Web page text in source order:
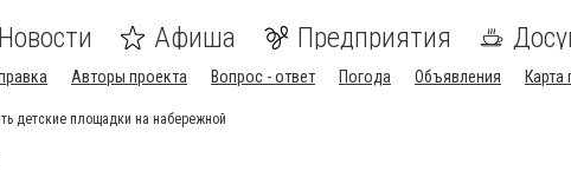
Новости Афиша Предприятия
Авторы проекта Вопрос - ответ Погода Объявления Карта
детские площадки на набережной